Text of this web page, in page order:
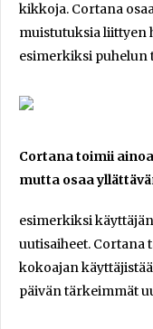
kikkoja. Cortana
muistutuksia liittyen
esimerkiksi puhelun
Cortana toimii
mutta osaa
esimerkiksi
uutisaiheet. Cortana
kokoajan
päivän tärkeimmät